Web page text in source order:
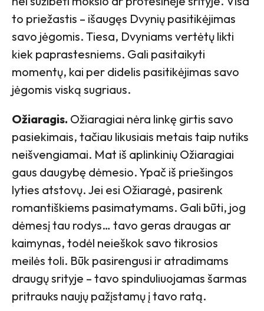
to priežastis – išaugęs Dvynių pasitikėjimas
savo jėgomis. Tiesa, Dvyniams vertėtų likti
kiek paprastesniems. Gali pasitaikyti
momentų, kai per didelis pasitikėjimas savo
jėgomis viską sugriaus.
Ožiaragis. Ožiaragiai nėra linkę girtis savo
pasiekimais, tačiau likusiais metais taip nutiks
neišvengiamai. Mat iš aplinkinių Ožiaragiai
gaus daugybę dėmesio. Ypač iš priešingos
lyties atstovų. Jei esi Ožiaragė, pasirenk
romantiškiems pasimatymams. Gali būti, jog
dėmesį tau rodys… tavo geras draugas ar
kaimynas, todėl neieškok savo tikrosios
meilės toli. Būk pasirengusi ir atradimams
draugų srityje – tavo spinduliuojamas šarmas
pritrauks naujų pažįstamų į tavo ratą.